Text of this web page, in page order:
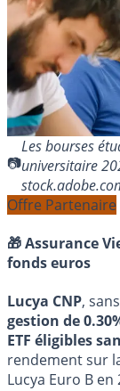
Les bourses
universitaire
Offre Partenaire
🎁 Assurance
fonds euros
Lucya CNP,
gestion de
ETF éligibles
rendement sur
Lucya Euro B